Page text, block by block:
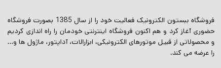
فروشگاه ببستون الکترونیک فعالیت خود را از سال 1385 بصورت فروشگاه
حضوری آغاز کرد و هم اکنون فروشگاه اینترنتی خودمان را راه اندازی کردیم
و محصولاتی از قبیل موتورهای الکترونیکی، ابزارالات، آداپتور، ماژول ها و…
را عرضه می کند.